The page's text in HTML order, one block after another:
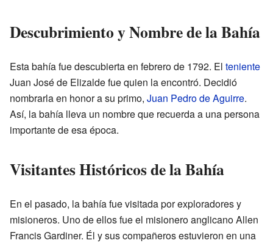
Descubrimiento y Nombre de la Bahía
Esta bahía fue descubierta en febrero de 1792. El teniente
Juan José de Elizalde fue quien la encontró. Decidió
nombrarla en honor a su primo, Juan Pedro de Aguirre.
Así, la bahía lleva un nombre que recuerda a una persona
importante de esa época.
Visitantes Históricos de la Bahía
En el pasado, la bahía fue visitada por exploradores y
misioneros. Uno de ellos fue el misionero anglicano Allen
Francis Gardiner. Él y sus compañeros estuvieron en una